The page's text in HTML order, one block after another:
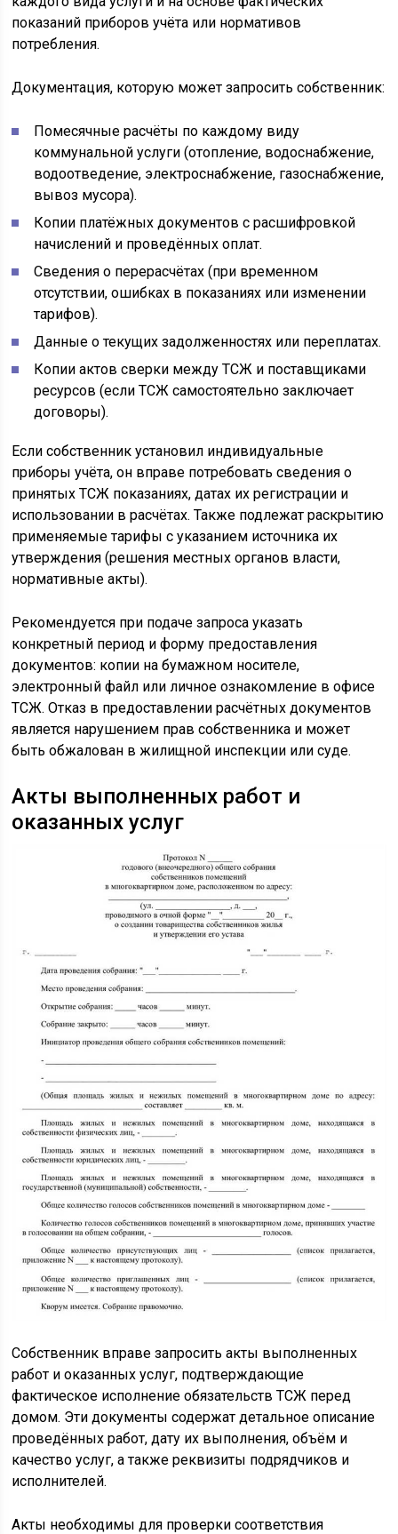
показаний приборов учёта или нормативов
потребления.
Документация, которую может запросить собственник:
Помесячные расчёты по каждому виду
коммунальной услуги (отопление, водоснабжение,
водоотведение, электроснабжение, газоснабжение,
вывоз мусора).
Копии платёжных документов с расшифровкой
начислений и проведённых оплат.
Сведения о перерасчётах (при временном
отсутствии, ошибках в показаниях или изменении
тарифов).
Данные о текущих задолженностях или переплатах.
Копии актов сверки между ТСЖ и поставщиками
ресурсов (если ТСЖ самостоятельно заключает
договоры).
Если собственник установил индивидуальные
приборы учёта, он вправе потребовать сведения о
принятых ТСЖ показаниях, датах их регистрации и
использовании в расчётах. Также подлежат раскрытию
применяемые тарифы с указанием источника их
утверждения (решения местных органов власти,
нормативные акты).
Рекомендуется при подаче запроса указать
конкретный период и форму предоставления
документов: копии на бумажном носителе,
электронный файл или личное ознакомление в офисе
ТСЖ. Отказ в предоставлении расчётных документов
является нарушением прав собственника и может
быть обжалован в жилищной инспекции или суде.
Акты выполненных работ и
оказанных услуг
Собственник вправе запросить акты выполненных
работ и оказанных услуг, подтверждающие
фактическое исполнение обязательств ТСЖ перед
домом. Эти документы содержат детальное описание
проведённых работ, дату их выполнения, объём и
качество услуг, а также реквизиты подрядчиков и
исполнителей.
Акты необходимы для проверки соответствия